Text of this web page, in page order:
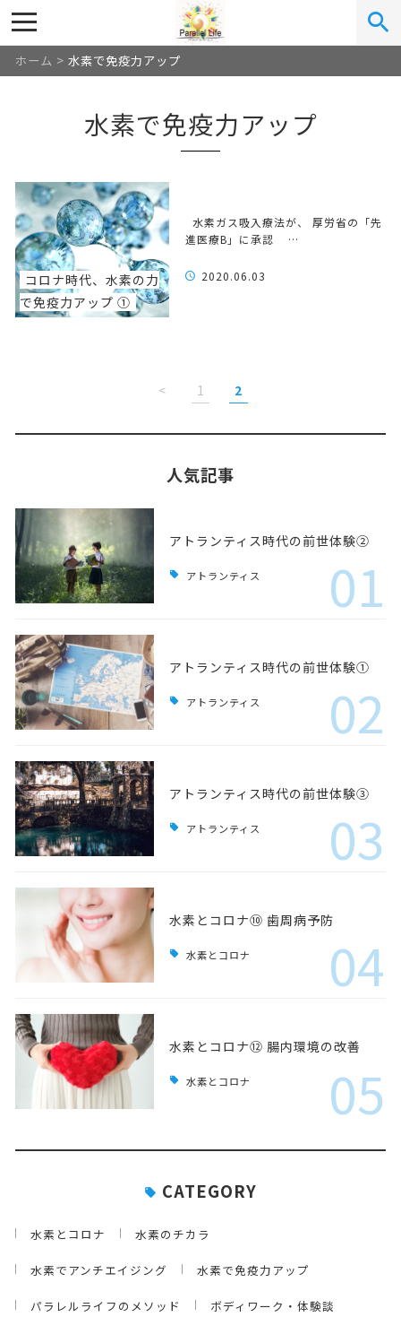
ホーム > 水素で免疫力アップ
水素で免疫力アップ
コロナ時代、水素の力
で免疫力アップ ①
水素ガス吸入療法が、 厚労省の「先
進医療B」に承認 …
2020.06.03
< 1 2
人気記事
アトランティス時代の前世体験②
アトランティス 01
アトランティス時代の前世体験①
アトランティス 02
アトランティス時代の前世体験③
アトランティス 03
水素とコロナ⑩ 歯周病予防
水素とコロナ 04
水素とコロナ⑫ 腸内環境の改善
水素とコロナ 05
CATEGORY
水素とコロナ 水素のチカラ
水素でアンチエイジング 水素で免疫力アップ
パラレルライフのメソッド ボディワーク・体験談